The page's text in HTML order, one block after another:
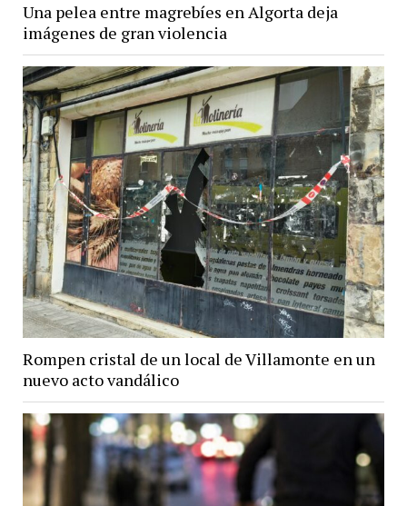
Una pelea entre magrebíes en Algorta deja
imágenes de gran violencia
Rompen cristal de un local de Villamonte en un
nuevo acto vandálico